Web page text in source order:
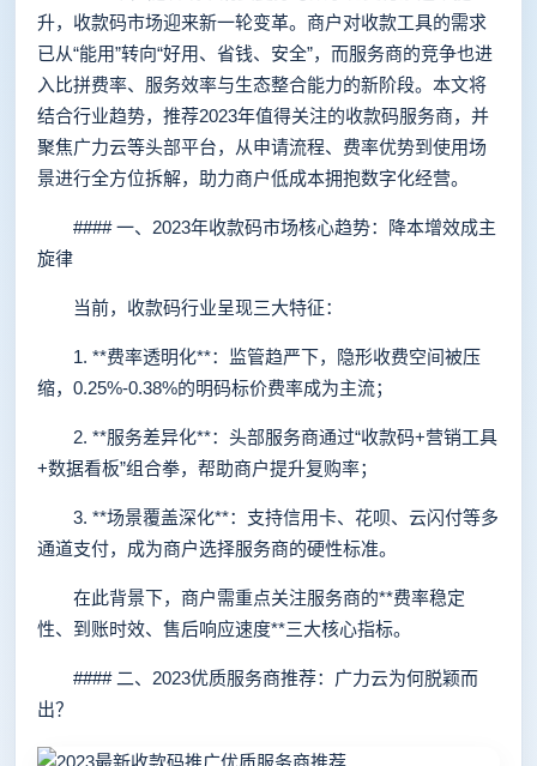
升，收款码市场迎来新一轮变革。商户对收款工具的需求
已从“能用”转向“好用、省钱、安全”，而服务商的竞争也进
入比拼费率、服务效率与生态整合能力的新阶段。本文将
结合行业趋势，推荐2023年值得关注的收款码服务商，并
聚焦广力云等头部平台，从申请流程、费率优势到使用场
景进行全方位拆解，助力商户低成本拥抱数字化经营。
#### 一、2023年收款码市场核心趋势：降本增效成主
旋律
当前，收款码行业呈现三大特征：
1. **费率透明化**：监管趋严下，隐形收费空间被压
缩，0.25%-0.38%的明码标价费率成为主流；
2. **服务差异化**：头部服务商通过“收款码+营销工具
+数据看板”组合拳，帮助商户提升复购率；
3. **场景覆盖深化**：支持信用卡、花呗、云闪付等多
通道支付，成为商户选择服务商的硬性标准。
在此背景下，商户需重点关注服务商的**费率稳定
性、到账时效、售后响应速度**三大核心指标。
#### 二、2023优质服务商推荐：广力云为何脱颖而
出？